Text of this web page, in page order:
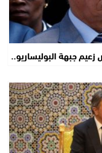
جبهة البوليساريو..